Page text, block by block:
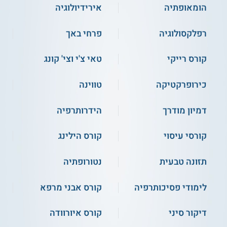
לוקחים חלק בהרצאות עיוניות וגם יכולים ליישם את הידע הנלמד
עיסוי הוליסטי
נושאי הלימוד
פילינג גוף
עיסוי אבנים חמות
עיסוי הוואי - לומי לומי
ועוד
על מוסד הלימוד
הומאופתיה
אירידיולוגיה
רפלקסולוגיה
פרחי באך
קורס רייקי
טאי צ'י וצי' קונג
כירופרקטיקה
טווינה
דמיון מודרך
הידרותרפיה
קורסי עיסוי
קורס הילינג
תזונה טבעית
נטורופתיה
לימודי פסיכותרפיה
קורס אבני מרפא
דיקור סיני
קורס איורוודה